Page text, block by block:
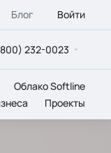
Блог Войти
232-0023
Облако Softline
Проекты